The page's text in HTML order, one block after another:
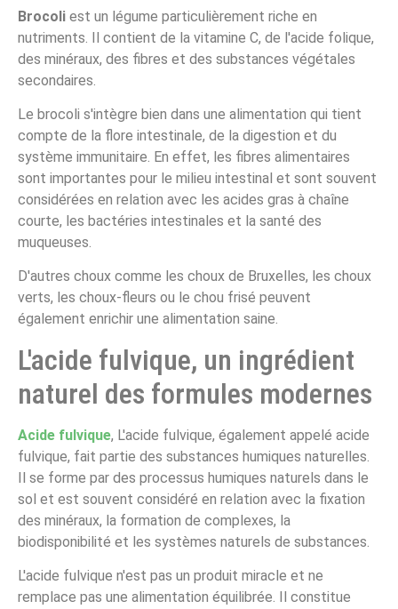
Brocoli est un légume particulièrement riche en
nutriments. Il contient de la vitamine C, de l'acide folique,
des minéraux, des fibres et des substances végétales
secondaires.
Le brocoli s'intègre bien dans une alimentation qui tient
compte de la flore intestinale, de la digestion et du
système immunitaire. En effet, les fibres alimentaires
sont importantes pour le milieu intestinal et sont souvent
considérées en relation avec les acides gras à chaîne
courte, les bactéries intestinales et la santé des
muqueuses.
D'autres choux comme les choux de Bruxelles, les choux
verts, les choux-fleurs ou le chou frisé peuvent
également enrichir une alimentation saine.
L'acide fulvique, un ingrédient
naturel des formules modernes
Acide fulvique, L'acide fulvique, également appelé acide
fulvique, fait partie des substances humiques naturelles.
Il se forme par des processus humiques naturels dans le
sol et est souvent considéré en relation avec la fixation
des minéraux, la formation de complexes, la
biodisponibilité et les systèmes naturels de substances.
L'acide fulvique n'est pas un produit miracle et ne
remplace pas une alimentation équilibrée. Il constitue